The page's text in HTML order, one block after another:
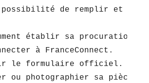
de remplir et
établir sa
à FranceConnect.
le formulaire officiel.
ou photographier sa pièce